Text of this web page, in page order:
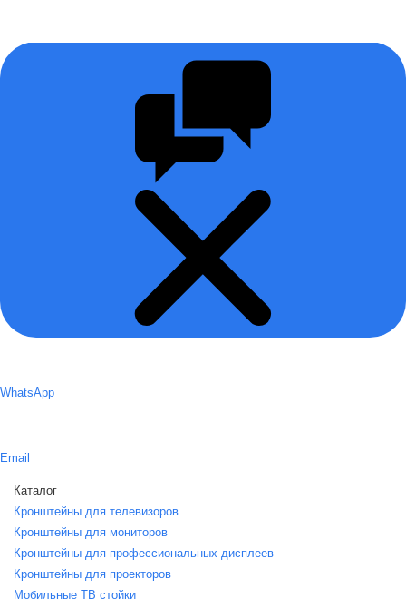
WhatsApp
Email
Каталог
Кронштейны для телевизоров
Кронштейны для мониторов
Кронштейны для профессиональных дисплеев
Кронштейны для проекторов
Мобильные ТВ стойки